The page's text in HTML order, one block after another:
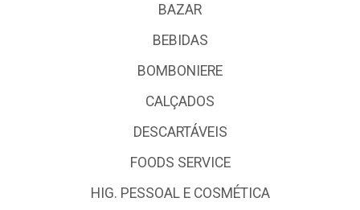
BAZAR
BEBIDAS
BOMBONIERE
CALÇADOS
DESCARTÁVEIS
FOODS SERVICE
HIG. PESSOAL E COSMÉTICA